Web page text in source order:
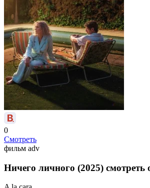
0
Смотреть
фильм adv
Ничего личного (2025) смотреть